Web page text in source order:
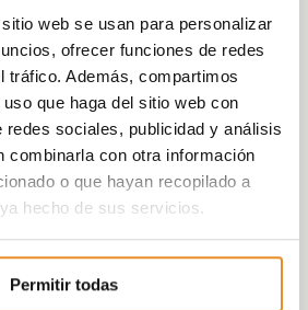
web se usan para personalizar
ofrecer funciones de redes
tráfico. Además, compartimos
que haga del sitio web con
redes sociales, publicidad y análisis
combinarla con otra información
o que hayan recopilado a
hecho de sus servicios.
Permitir todas